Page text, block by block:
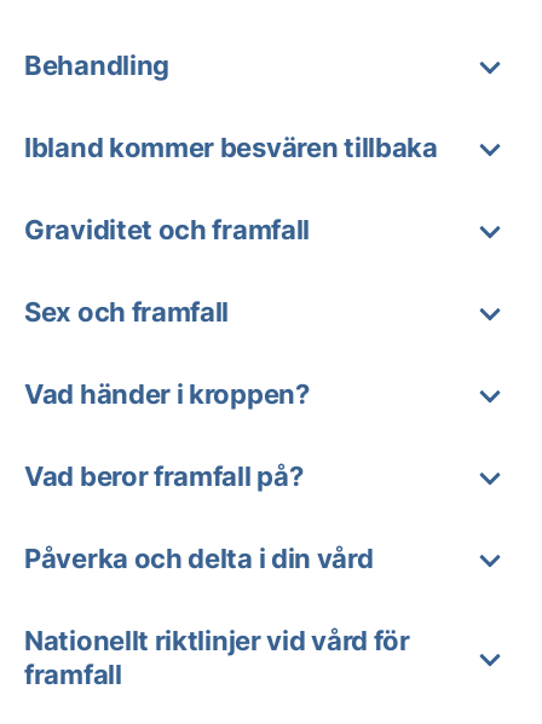
Behandling
Ibland kommer besvären tillbaka
Graviditet och framfall
Sex och framfall
Vad händer i kroppen?
Vad beror framfall på?
Påverka och delta i din vård
Nationellt riktlinjer vid vård för
framfall